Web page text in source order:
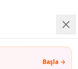
Başla →